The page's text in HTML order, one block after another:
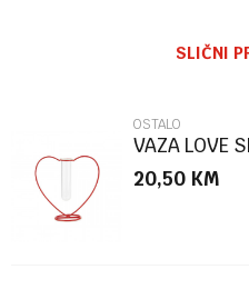
Poruka
SLIČNI
OSTALO
VAZA LOVE
METAL/GLA
20,50 KM